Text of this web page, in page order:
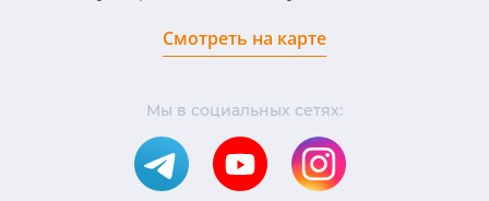
Смотреть на карте
Мы в социальных сетях: